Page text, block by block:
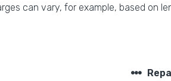
can vary, for example, based on
steppers